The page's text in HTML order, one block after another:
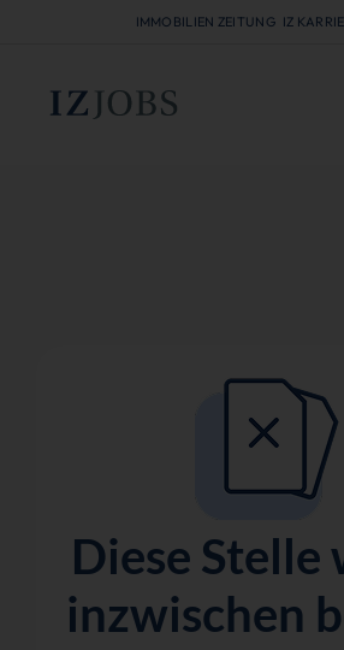
IMMOBILIEN ZEITUNG IZ
Diese Stelle
inzwischen